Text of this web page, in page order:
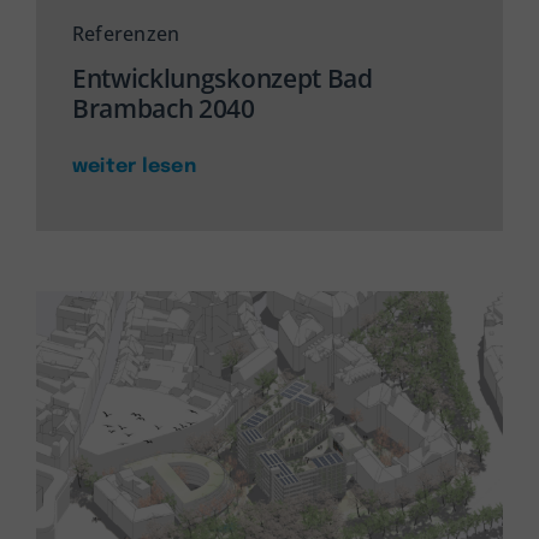
Referenzen
Entwicklungskonzept Bad
Brambach 2040
weiter lesen